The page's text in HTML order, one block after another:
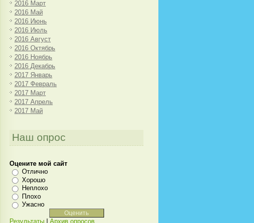
2016 Март
2016 Май
2016 Июнь
2016 Июль
2016 Август
2016 Октябрь
2016 Ноябрь
2016 Декабрь
2017 Январь
2017 Февраль
2017 Март
2017 Апрель
2017 Май
Наш опрос
Оцените мой сайт
Отлично
Хорошо
Неплохо
Плохо
Ужасно
Результаты Архив опросов